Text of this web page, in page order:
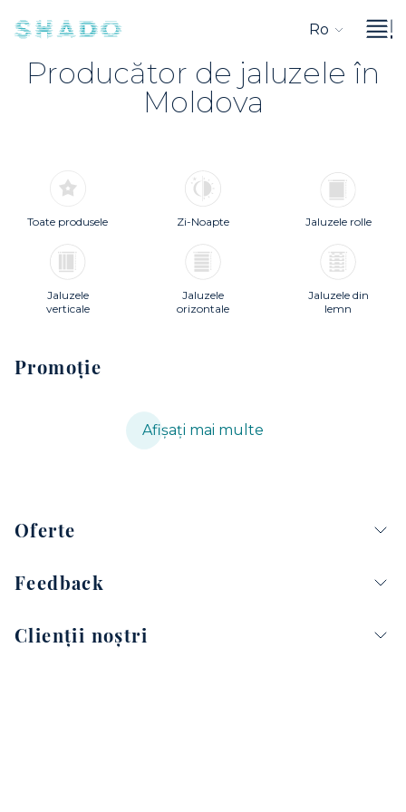
Ro
Producător de jaluzele în
Moldova
Toate produsele Zi-Noapte Jaluzele rolle
Jaluzele
verticale
Jaluzele
orizontale
Jaluzele din
lemn
Promoție
Afișați mai multe
Oferte
Feedback
Clienții noștri